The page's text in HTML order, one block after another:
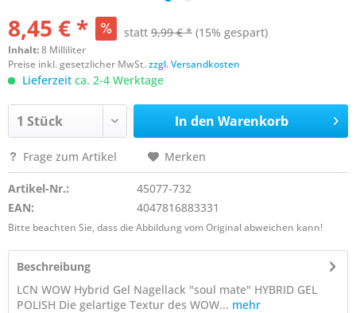
8,45 € * statt 9,99 € * (15% gespart)
Inhalt:8 Milliliter
Preise inkl. gesetzlicher MwSt.zzgl. Versandkosten
Lieferzeit ca. 2-4 Werktage
In den Warenkorb
Frage zum Artikel Merken
Artikel-Nr.:
45077-732
EAN:
4047816883331
Bitte beachten Sie, dass die Abbildung vom Original abweichen kann!
Beschreibung
LCN WOW Hybrid Gel Nagellack "soul mate" HYBRID GEL
POLISH Die gelartige Textur des WOW... mehr